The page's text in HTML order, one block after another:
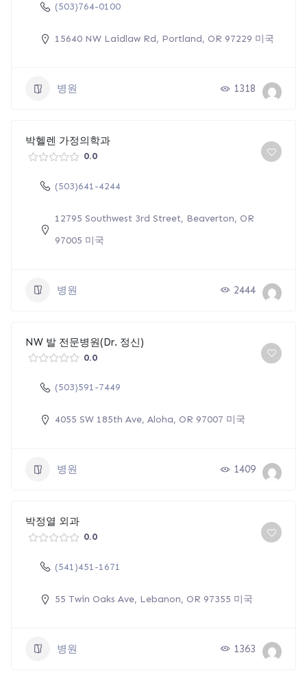
(503)764-0100
15640 NW Laidlaw Rd, Portland, OR 97229 미국
병원 1318
박헬렌 가정의학과
0.0
(503)641-4244
12795 Southwest 3rd Street, Beaverton, OR
97005 미국
병원 2444
NW 발 전문병원(Dr. 정신)
0.0
(503)591-7449
4055 SW 185th Ave, Aloha, OR 97007 미국
병원 1409
박정열 외과
0.0
(541)451-1671
55 Twin Oaks Ave, Lebanon, OR 97355 미국
병원 1363